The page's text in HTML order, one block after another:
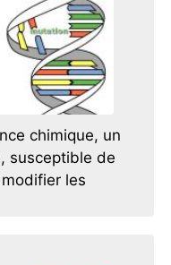
chimique, un
susceptible de
les